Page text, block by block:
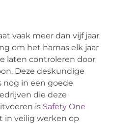
vaak meer dan vijf jaar
om het harnas elk jaar
laten controleren door
Deze deskundige
nog in een goede
die deze
is Safety One
in veilig werken op